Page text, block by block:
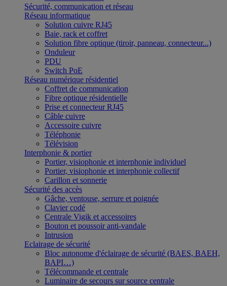
Sécurité, communication et réseau
Réseau informatique
Solution cuivre RJ45
Baie, rack et coffret
Solution fibre optique (tiroir, panneau, connecteur...)
Onduleur
PDU
Switch PoE
Réseau numérique résidentiel
Coffret de communication
Fibre optique résidentielle
Prise et connecteur RJ45
Câble cuivre
Accessoire cuivre
Téléphonie
Télévision
Interphonie & portier
Portier, visiophonie et interphonie individuel
Portier, visiophonie et interphonie collectif
Carillon et sonnerie
Sécurité des accès
Gâche, ventouse, serrure et poignée
Clavier codé
Centrale Vigik et accessoires
Bouton et poussoir anti-vandale
Intrusion
Eclairage de sécurité
Bloc autonome d'éclairage de sécurité (BAES, BAEH,
BAPI…)
Télécommande et centrale
Luminaire de secours sur source centrale